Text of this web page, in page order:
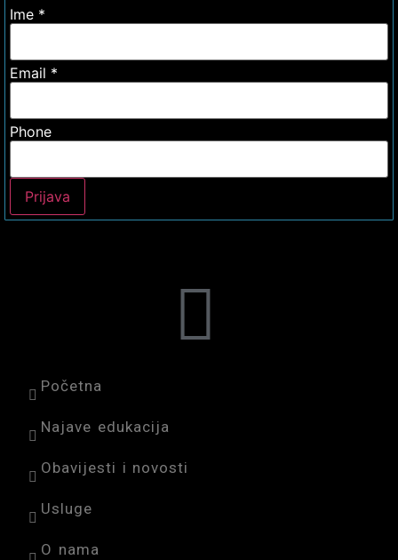
Ime *
Email *
Phone
Prijava
Početna
Najave edukacija
Obavijesti i novosti
Usluge
O nama